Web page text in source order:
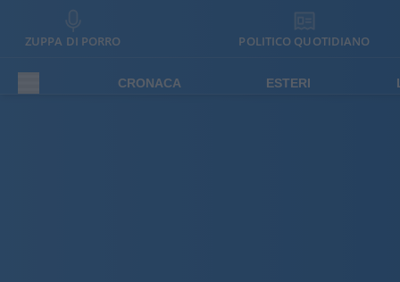
ZUPPA DI PORRO POLITICO QUOTIDIANO
CRONACA ESTERI